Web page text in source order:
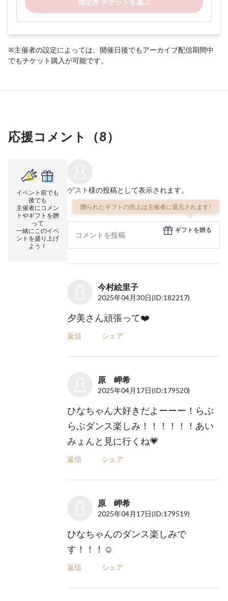
指定席 チケットを選ぶ
※主催者の設定によっては、開催日後でもアーカイブ配信期間中
でもチケット購入が可能です。
応援コメント（8）
イベント前でも
後でも
主催者にコメン
トやギフトを贈
って
一緒にこのイベ
ントを盛り上げ
よう！
ゲスト様の投稿として表示されます。
贈られたギフトの売上は主催者に還元されます!
ギフトを贈る
今村絵里子
2025年04月30日(ID:182217)
夕美さん頑張って❤️
返信 シェア
原 岬希
2025年04月17日(ID:179520)
ひなちゃん大好きだよーーー！らぶ
らぶダンス楽しみ！！！！！！あい
みょんと見に行くね💗
返信 シェア
原 岬希
2025年04月17日(ID:179519)
ひなちゃんのダンス楽しみで
す！！！☺️
返信 シェア